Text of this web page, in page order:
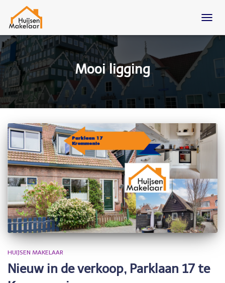
Mooi ligging
HUIJSEN MAKELAAR
Nieuw in de verkoop, Parklaan 17 te